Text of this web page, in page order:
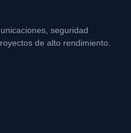
seguridad
de alto rendimiento.